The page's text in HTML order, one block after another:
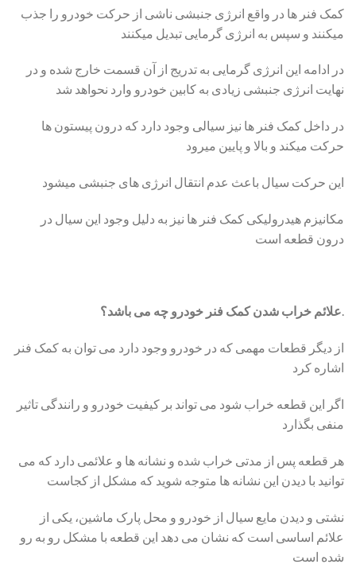
کمک فنر ها در واقع انرژی جنبشی ناشی از حرکت خودرو را جذب
میکنند و سپس به انرژی گرمایی تبدیل میکنند
در ادامه این انرژی گرمایی به تدریج از آن قسمت خارج شده و در
نهایت انرژی جنبشی زیادی به کابین خودرو وارد نحواهد شد
در داخل کمک فنر ها نیز سیالی وجود دارد که درون پیستون ها
حرکت میکند و بالا و پایین میرود
این حرکت سیال باعث عدم انتقال انرژی های جنبشی میشود
مکانیزم هیدرولیکی کمک فنر ها نیز به دلیل وجود این سیال در
درون قطعه است
.علائم خراب شدن کمک فنر خودرو چه می باشد؟
از دیگر قطعات مهمی که در خودرو وجود دارد می توان به کمک فنر
اشاره کرد
اگر این قطعه خراب شود می تواند بر کیفیت خودرو و رانندگی تاثیر
منفی بگذارد
هر قطعه پس از مدتی خراب شده و نشانه ها و علائمی دارد که می
توانید با دیدن این نشانه ها متوجه شوید که مشکل از کجاست
نشتی و دیدن مایع سیال از خودرو و محل پارک ماشین، یکی از
علائم اساسی است که نشان می دهد این قطعه با مشکل رو به رو
شده است